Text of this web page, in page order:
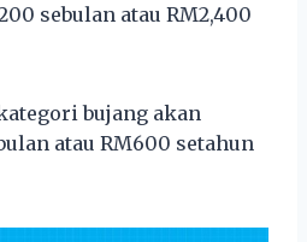
sebulan atau RM2,400
bujang akan
atau RM600 setahun